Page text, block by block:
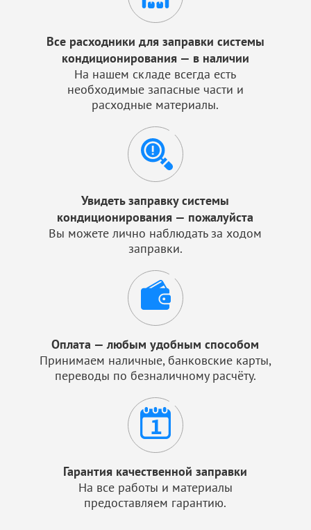
Все расходники для заправки системы
кондиционирования — в наличии
На нашем складе всегда есть
необходимые запасные части и
расходные материалы.
Увидеть заправку системы
кондиционирования — пожалуйста
Вы можете лично наблюдать за ходом
заправки.
Оплата — любым удобным способом
Принимаем наличные, банковские карты,
переводы по безналичному расчёту.
Гарантия качественной заправки
На все работы и материалы
предоставляем гарантию.